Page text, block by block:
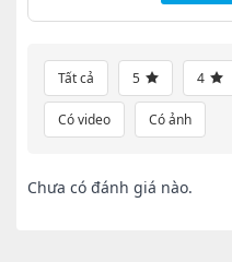
Tất cả 5 4
Có video Có ảnh
Chưa có đánh giá nào.